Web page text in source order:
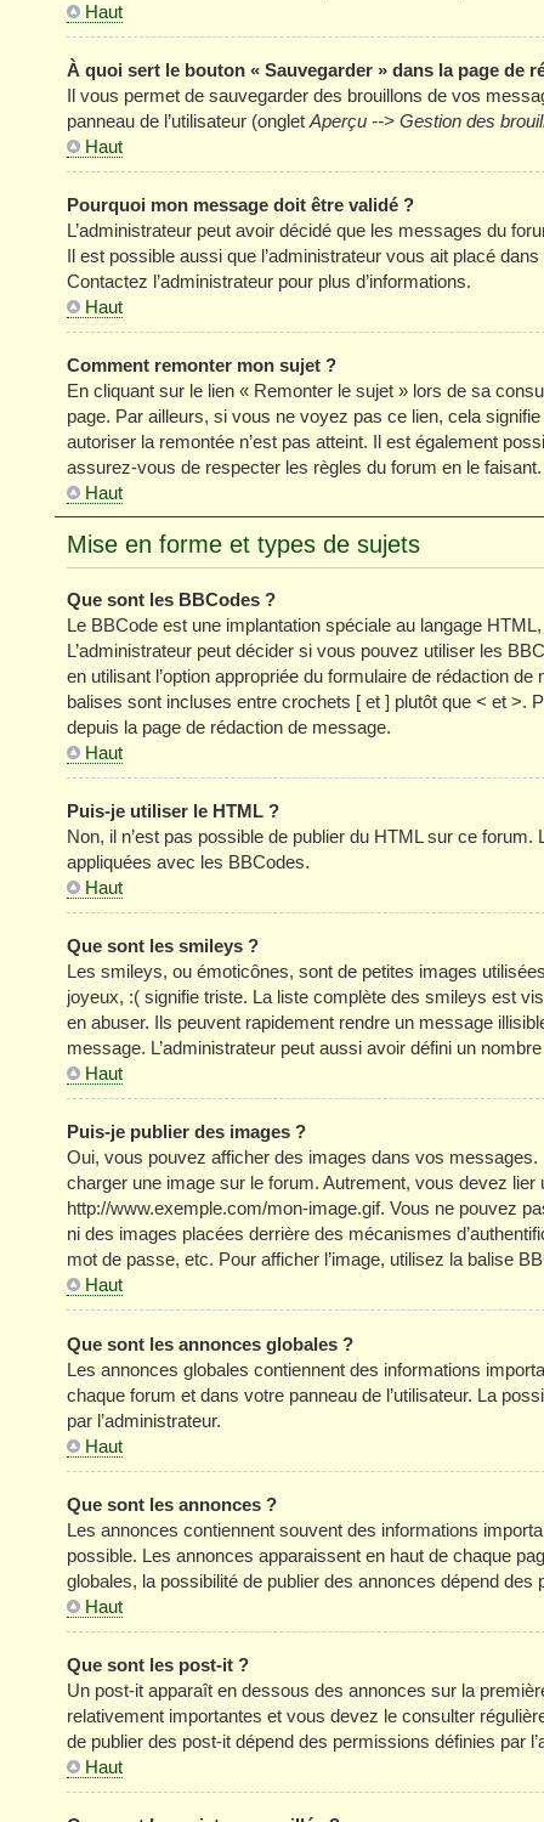
Haut
À quoi sert le bouton « Sauvegarder » dans la page de
Il vous permet de sauvegarder des brouillons de vos
panneau de l’utilisateur (onglet Aperçu --> Gestion des
Haut
Pourquoi mon message doit être validé ?
L’administrateur peut avoir décidé que les messages du
Il est possible aussi que l’administrateur vous ait placé
Contactez l’administrateur pour plus d’informations.
Haut
Comment remonter mon sujet ?
En cliquant sur le lien « Remonter le sujet » lors de sa
page. Par ailleurs, si vous ne voyez pas ce lien, cela
autoriser la remontée n’est pas atteint. Il est également
assurez-vous de respecter les règles du forum en le faisant.
Haut
Mise en forme et types de sujets
Que sont les BBCodes ?
Le BBCode est une implantation spéciale au langage
L’administrateur peut décider si vous pouvez utiliser les
en utilisant l’option appropriée du formulaire de rédaction
balises sont incluses entre crochets [ et ] plutôt que < et >.
depuis la page de rédaction de message.
Haut
Puis-je utiliser le HTML ?
Non, il n’est pas possible de publier du HTML sur ce
appliquées avec les BBCodes.
Haut
Que sont les smileys ?
Les smileys, ou émoticônes, sont de petites images
joyeux, :( signifie triste. La liste complète des smileys est
en abuser. Ils peuvent rapidement rendre un message
message. L’administrateur peut aussi avoir défini un
Haut
Puis-je publier des images ?
Oui, vous pouvez afficher des images dans vos
charger une image sur le forum. Autrement, vous devez
http://www.exemple.com/mon-image.gif. Vous ne pouvez
ni des images placées derrière des mécanismes
mot de passe, etc. Pour afficher l’image, utilisez la balise
Haut
Que sont les annonces globales ?
Les annonces globales contiennent des informations
chaque forum et dans votre panneau de l’utilisateur. La
par l’administrateur.
Haut
Que sont les annonces ?
Les annonces contiennent souvent des informations
possible. Les annonces apparaissent en haut de chaque
globales, la possibilité de publier des annonces dépend des
Haut
Que sont les post-it ?
Un post-it apparaît en dessous des annonces sur la
relativement importantes et vous devez le consulter
de publier des post-it dépend des permissions définies par
Haut